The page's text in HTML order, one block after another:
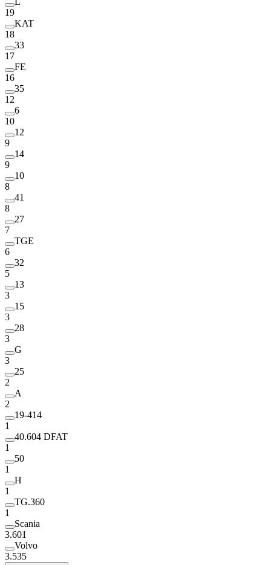
19
KAT
18
33
17
FE
16
35
12
6
10
12
9
14
9
10
8
41
8
27
7
TGE
6
32
5
13
3
15
3
28
3
G
3
25
2
A
2
19-414
1
40.604 DFAT
1
50
1
H
1
TG.360
1
Scania
3.601
Volvo
3.535